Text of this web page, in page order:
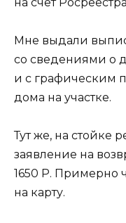
Мне выдали
со сведениями о
и с графическим
дома на участке.
Тут же, на стойке
заявление на
1650 Р. Примерно
на карту.